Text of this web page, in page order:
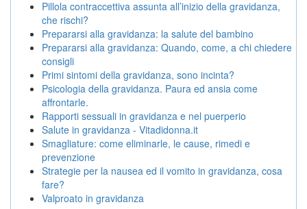
Pillola contraccettiva assunta all’inizio della gravidanza,
che rischi?
Prepararsi alla gravidanza: la salute del bambino
Prepararsi alla gravidanza: Quando, come, a chi chiedere
consigli
Primi sintomi della gravidanza, sono incinta?
Psicologia della gravidanza. Paura ed ansia come
affrontarle.
Rapporti sessuali in gravidanza e nel puerperio
Salute in gravidanza - Vitadidonna.it
Smagliature: come eliminarle, le cause, rimedi e
prevenzione
Strategie per la nausea ed il vomito in gravidanza, cosa
fare?
Valproato in gravidanza